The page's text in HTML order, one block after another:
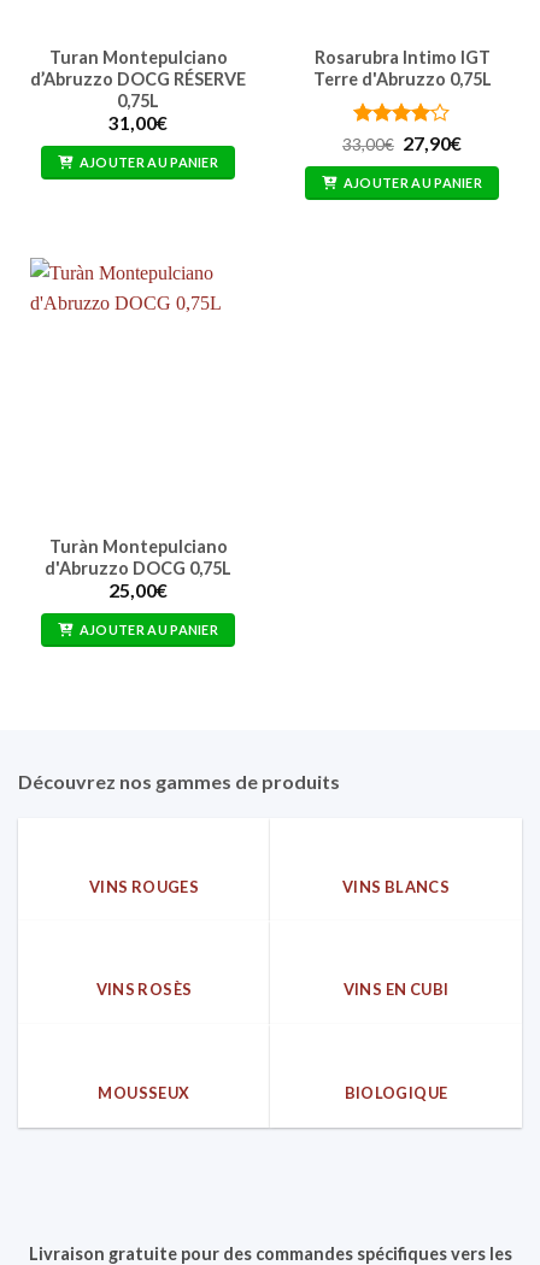
Turan Montepulciano
d’Abruzzo DOCG RÉSERVE
0,75L
31,00€
AJOUTER AU PANIER
Rosarubra Intimo IGT
Terre d'Abruzzo 0,75L
Note 4
33,00€ Le
prix
initial
était :
27,90€Le
actuel
est :
AJOUTER AU PANIER
Turàn Montepulciano
d'Abruzzo DOCG 0,75L
25,00€
AJOUTER AU PANIER
Découvrez nos gammes de produits
VINS ROUGES VINS BLANCS
VINS ROSÈS VINS EN CUBI
MOUSSEUX BIOLOGIQUE
Livraison gratuite pour des commandes spécifiques vers les